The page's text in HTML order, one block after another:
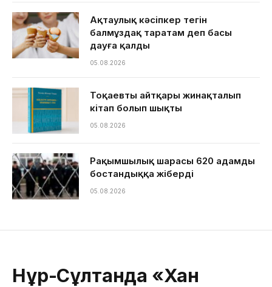
Ақтаулық кәсіпкер тегін
балмұздақ таратам деп басы
дауға қалды
05.08.2026
Тоқаевтың айтқары жинақталып
кітап болып шықты
05.08.2026
Рақымшылық шарасы 620 адамды
бостандыққа жіберді
05.08.2026
Нұр-Сұлтанда «Хан